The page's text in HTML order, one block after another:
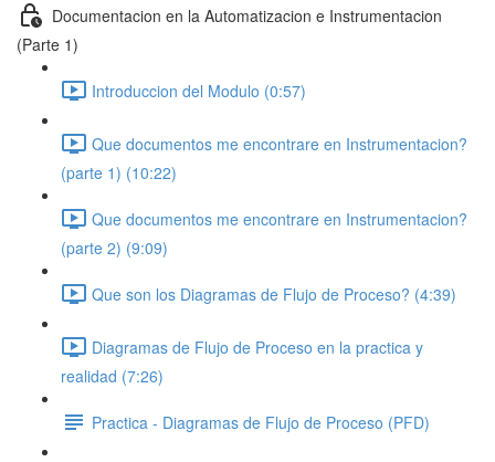
Documentacion en la Automatizacion e Instrumentacion
(Parte 1)
Introduccion del Modulo (0:57)
Que documentos me encontrare en Instrumentacion?
(parte 1) (10:22)
Que documentos me encontrare en Instrumentacion?
(parte 2) (9:09)
Que son los Diagramas de Flujo de Proceso? (4:39)
Diagramas de Flujo de Proceso en la practica y
realidad (7:26)
Practica - Diagramas de Flujo de Proceso (PFD)